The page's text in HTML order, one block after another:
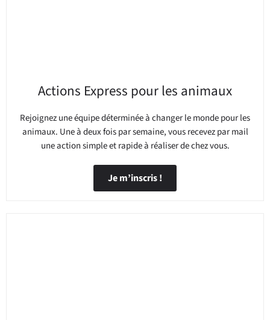
Actions Express pour les animaux
Rejoignez une équipe déterminée à changer le monde pour les
animaux. Une à deux fois par semaine, vous recevez par mail
une action simple et rapide à réaliser de chez vous.
Je m’inscris !